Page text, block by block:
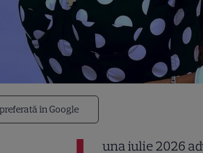
în Google
una iulie 2026